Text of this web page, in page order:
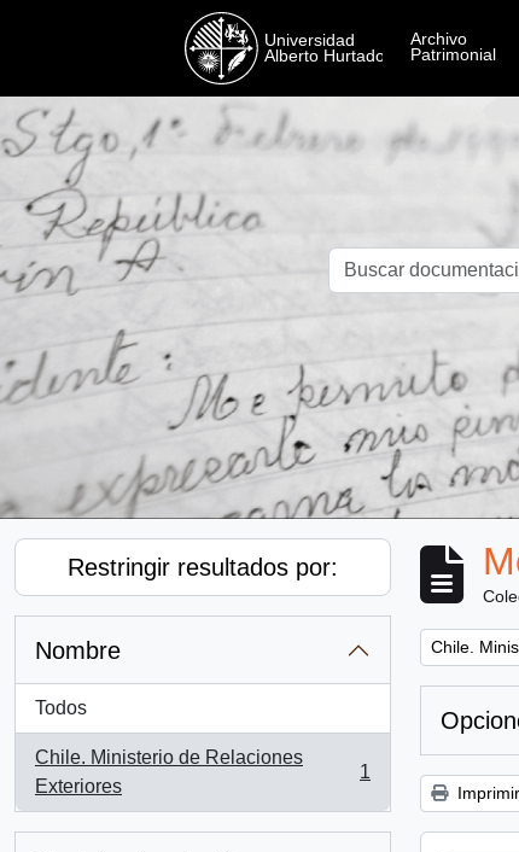
Restringir resultados por:
Nombre
Todos
Chile. Ministerio de Relaciones
Exteriores
, 1 resultados
1
Remove
Chile.